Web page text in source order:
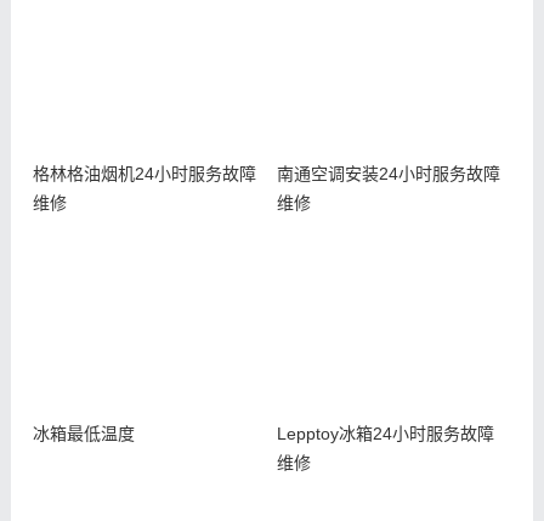
格林格油烟机24小时服务故障
维修
南通空调安装24小时服务故障
维修
冰箱最低温度
Lepptoy冰箱24小时服务故障
维修